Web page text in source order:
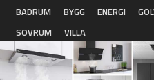
Hoppa till huvudinnehåll
BADRUM BYGG ENERGI
SOVRUM
VILLA